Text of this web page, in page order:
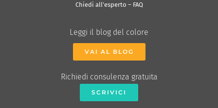
Chiedi all’esperto – FAQ
Leggi il blog del colore
VAI AL BLOG
Richiedi consulenza gratuita
SCRIVICI